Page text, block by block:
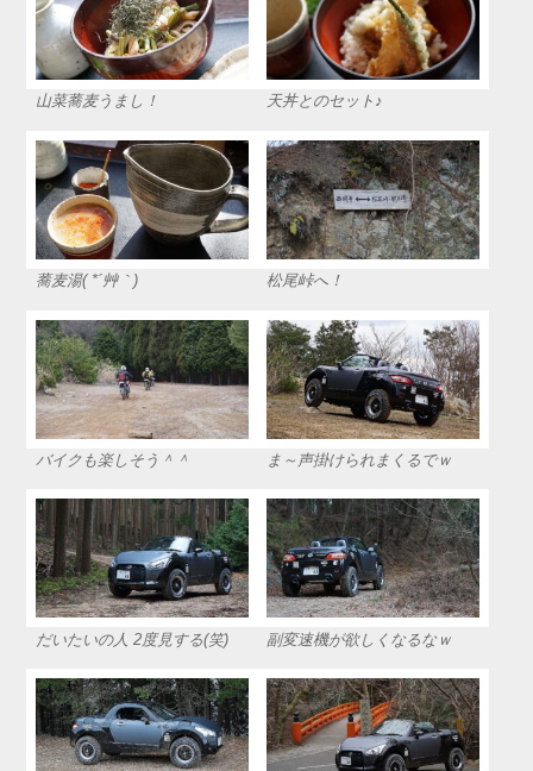
山菜蕎麦うまし！ 天丼とのセット♪
蕎麦湯( *´艸｀) 松尾峠へ！
バイクも楽しそう＾＾ ま～声掛けられまくるでｗ
だいたいの人 2度見する(笑) 副変速機が欲しくなるなｗ